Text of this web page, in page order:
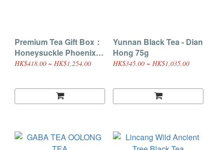
Premium Tea Gift Box：
Honeysuckle Phoenix
Dan Cong
HK$418.00 ~ HK$1,254.00
Yunnan Black Tea - Dian
Hong 75g
HK$345.00 ~ HK$1,035.00